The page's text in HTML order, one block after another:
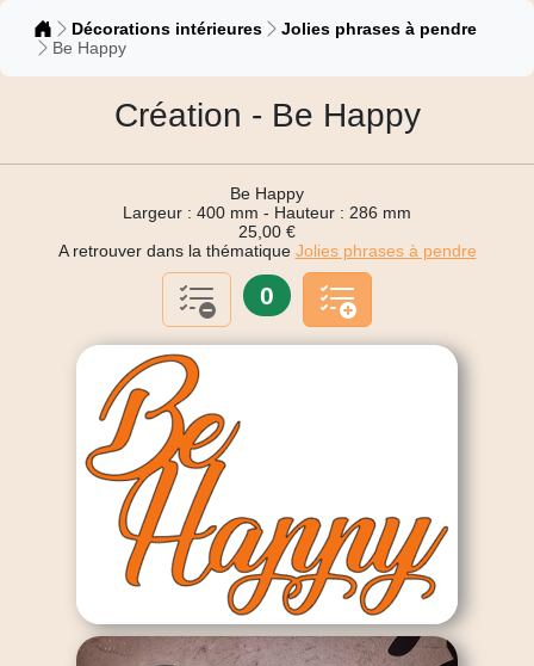
Catalogue
Décorations intérieures
Jolies phrases à pendre
Be Happy
Création - Be Happy
Be Happy
Largeur : 400 mm - Hauteur : 286 mm
25,00 €
A retrouver dans la thématique Jolies phrases à pendre
0